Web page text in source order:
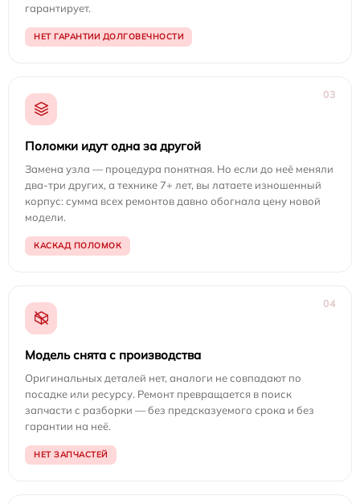
гарантирует.
НЕТ ГАРАНТИИ ДОЛГОВЕЧНОСТИ
03
Поломки идут одна за другой
Замена узла — процедура понятная. Но если до неё меняли
два-три других, а технике 7+ лет, вы латаете изношенный
корпус: сумма всех ремонтов давно обогнала цену новой
модели.
КАСКАД ПОЛОМОК
04
Модель снята с производства
Оригинальных деталей нет, аналоги не совпадают по
посадке или ресурсу. Ремонт превращается в поиск
запчасти с разборки — без предсказуемого срока и без
гарантии на неё.
НЕТ ЗАПЧАСТЕЙ